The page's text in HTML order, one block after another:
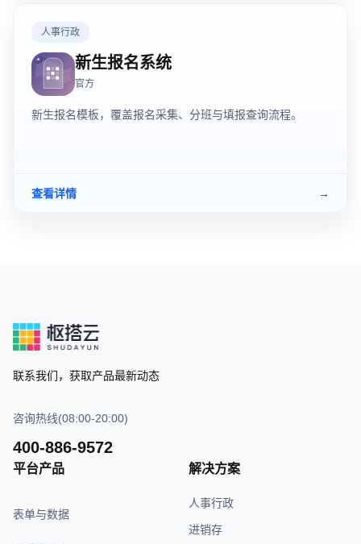
人事行政
新生报名系统
官方
新生报名模板，覆盖报名采集、分班与填报查询流程。
查看详情 →
联系我们，获取产品最新动态
咨询热线(08:00-20:00)
400-886-9572
平台产品
表单与数据
解决方案
人事行政
进销存